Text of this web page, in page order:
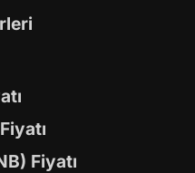
Fiyatı